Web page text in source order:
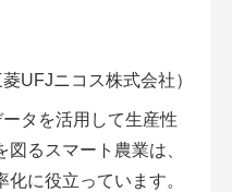
ンツ（無料）
菱UFJニコス株式会社）
タを活用して生産性
るスマート農業は、
に役立っています。